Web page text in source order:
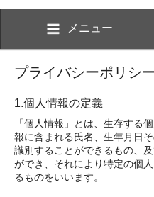
メニュー
プライバシーポリシ
1.個人情報の定義
「個人情報」とは、生存する
報に含まれる氏名、生年月日
識別することができるもの、
ができ、それにより特定の個
るものをいいます。